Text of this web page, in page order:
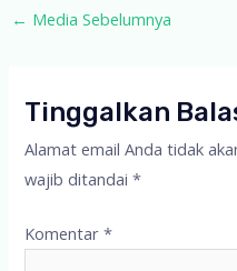
Post
← Media Sebelumnya
Tinggalkan
Alamat email Anda tidak
wajib ditandai*
Komentar*